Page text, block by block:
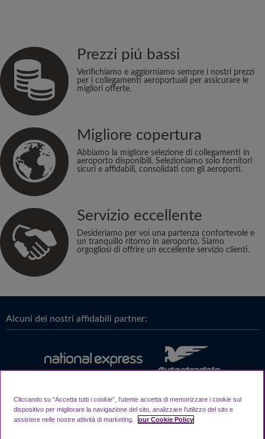
Prezzi piú bassi
Verifichiamo e aggiorniamo sempre i nostri prezzi
per i collegamenti aeroportuali per assicurare le
migliori offerte.
Migliore copertura
Abbiamo la migliore selezione di collegamenti in
aeroporto disponibili. Selezioniamo solo fornitori
sicuri e affidabili, consolidati con gli aeroporti.
Servizio eccellente
Desideriamo per voi una partenza confortevole e
un tranquillo ritorno in aeroporto. Siamo
orgogliosi di offrire un eccellente servizio clienti.
Alcuni dei nostri affidabili partner:
Cliccando su “Accetta tutti i cookie”, l'utente accetta di memorizzare i cookie sul
dispositivo per migliorare la navigazione del sito, analizzare l'utilizzo del sito e
assistere nelle nostre attività di marketing.
our Cookie Policy